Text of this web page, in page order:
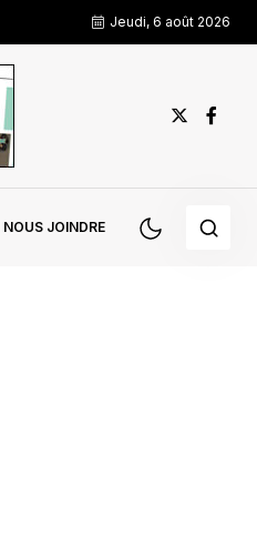
Jeudi, 6 août 2026
NOUS JOINDRE